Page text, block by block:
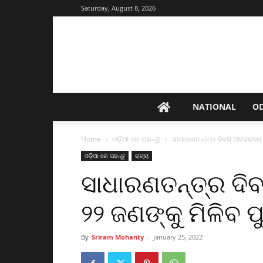
Saturday, August 8, 2026
NATIONAL
Home ଓଡ଼ିଆ ରେ ପଢନ୍ତୁ ସାଧାରଣତନ୍ତ୍ର ଦିବସ
ଓଡ଼ିଆ ରେ ପଢନ୍ତୁ ରାଜ୍ୟ
ସାଧାରଣତନ୍ତ୍ର
୨୨ ଜଣଙ୍କୁ ମିଳିବ
By Sriram Mohanty - January 25, 2022